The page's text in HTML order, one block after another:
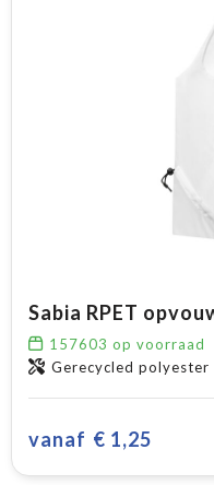
Sabia RPET
157603 op voorraad
Gerecycled polyester
vanaf € 1,25